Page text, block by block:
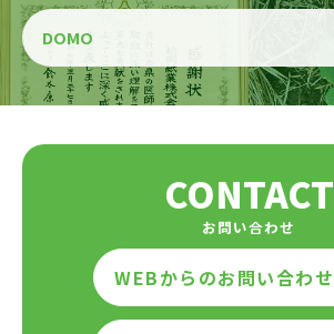
DOMO
CONTACT
お問い合わせ
WEBからのお問い合わせ